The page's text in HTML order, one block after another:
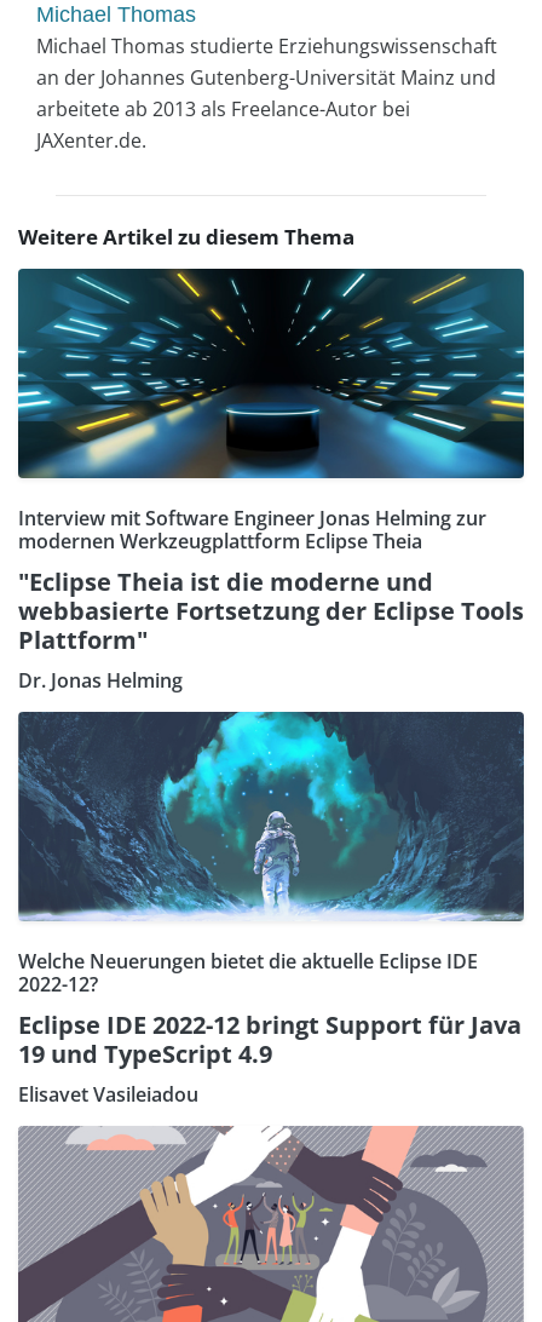
Michael Thomas
Michael Thomas studierte Erziehungswissenschaft
an der Johannes Gutenberg-Universität Mainz und
arbeitete ab 2013 als Freelance-Autor bei
JAXenter.de.
Weitere Artikel zu diesem Thema
Interview mit Software Engineer Jonas Helming zur
modernen Werkzeugplattform Eclipse Theia
"Eclipse Theia ist die moderne und
webbasierte Fortsetzung der Eclipse Tools
Plattform"
Dr. Jonas Helming
Welche Neuerungen bietet die aktuelle Eclipse IDE
2022-12?
Eclipse IDE 2022-12 bringt Support für Java
19 und TypeScript 4.9
Elisavet Vasileiadou